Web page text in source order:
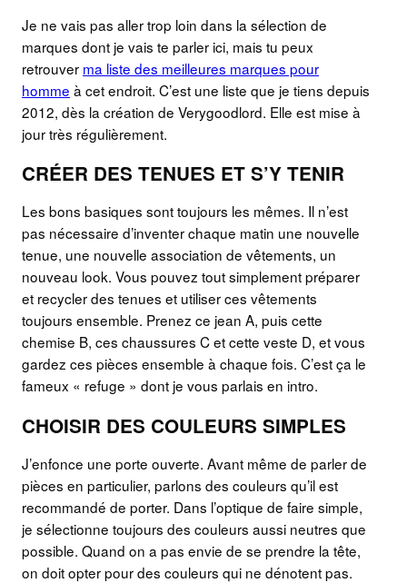
Je ne vais pas aller trop loin dans la sélection de
marques dont je vais te parler ici, mais tu peux
retrouver ma liste des meilleures marques pour
homme à cet endroit. C’est une liste que je tiens depuis
2012, dès la création de Verygoodlord. Elle est mise à
jour très régulièrement.
CRÉER DES TENUES ET S’Y TENIR
Les bons basiques sont toujours les mêmes. Il n’est
pas nécessaire d’inventer chaque matin une nouvelle
tenue, une nouvelle association de vêtements, un
nouveau look. Vous pouvez tout simplement préparer
et recycler des tenues et utiliser ces vêtements
toujours ensemble. Prenez ce jean A, puis cette
chemise B, ces chaussures C et cette veste D, et vous
gardez ces pièces ensemble à chaque fois. C’est ça le
fameux « refuge » dont je vous parlais en intro.
CHOISIR DES COULEURS SIMPLES
J’enfonce une porte ouverte. Avant même de parler de
pièces en particulier, parlons des couleurs qu’il est
recommandé de porter. Dans l’optique de faire simple,
je sélectionne toujours des couleurs aussi neutres que
possible. Quand on a pas envie de se prendre la tête,
on doit opter pour des couleurs qui ne dénotent pas.